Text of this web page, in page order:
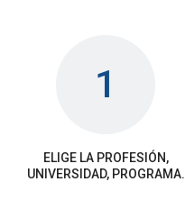
1
ELIGE LA PROFESIÓN,
UNIVERSIDAD, PROGRAMA.